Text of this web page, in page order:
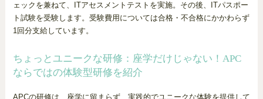
ェックを兼ねて、ITアセスメントテストを実施。その後、ITパスポー
ト試験を受験します。受験費用については合格・不合格にかかわらず
1回分支給しています。
ちょっとユニークな研修：座学だけじゃない！APC
ならではの体験型研修を紹介
APCの研修は、座学に留まらず、実践的でユニークな体験を提供して